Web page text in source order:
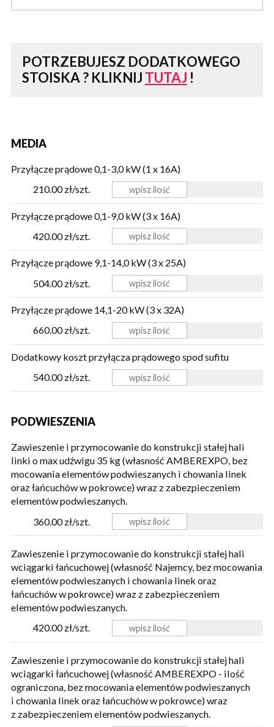
POTRZEBUJESZ DODATKOWEGO
STOISKA ? KLIKNIJ TUTAJ !
MEDIA
Przyłącze prądowe 0,1-3,0 kW (1 x 16A)
210.00 zł/szt.
Przyłącze prądowe 0,1-9,0 kW (3 x 16A)
420.00 zł/szt.
Przyłącze prądowe 9,1-14,0 kW (3 x 25A)
504.00 zł/szt.
Przyłącze prądowe 14,1-20 kW (3 x 32A)
660.00 zł/szt.
Dodatkowy koszt przyłącza prądowego spod sufitu
540.00 zł/szt.
PODWIESZENIA
Zawieszenie i przymocowanie do konstrukcji stałej hali
linki o max udźwigu 35 kg (własność AMBEREXPO, bez
mocowania elementów podwieszanych i chowania linek
oraz łańcuchów w pokrowce) wraz z zabezpieczeniem
elementów podwieszanych.
360.00 zł/szt.
Zawieszenie i przymocowanie do konstrukcji stałej hali
wciągarki łańcuchowej (własność Najemcy, bez mocowania
elementów podwieszanych i chowania linek oraz
łańcuchów w pokrowce) wraz z zabezpieczeniem
elementów podwieszanych.
420.00 zł/szt.
Zawieszenie i przymocowanie do konstrukcji stałej hali
wciągarki łańcuchowej (własność AMBEREXPO - ilość
ograniczona, bez mocowania elementów podwieszanych
i chowania linek oraz łańcuchów w pokrowce) wraz
z zabezpieczeniem elementów podwieszanych.